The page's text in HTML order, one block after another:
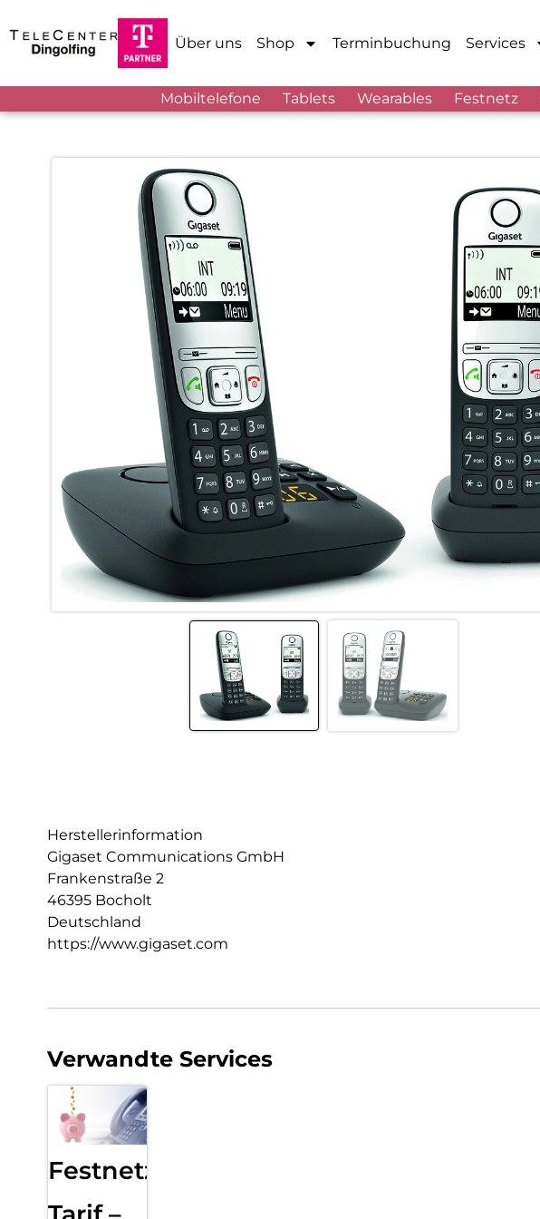
Über uns Shop Terminbuchung Services
Mobiltelefone Tablets Wearables Festnetz
Herstellerinformation
Gigaset Communications GmbH
Frankenstraße 2
46395 Bocholt
Deutschland
https://www.gigaset.com
Verwandte Services
Festnetz